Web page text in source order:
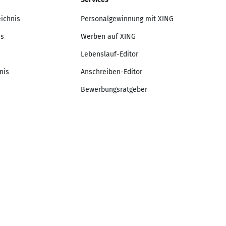
Personalgewinnung mit XING
Werben auf XING
Lebenslauf-Editor
Anschreiben-Editor
Bewerbungsratgeber